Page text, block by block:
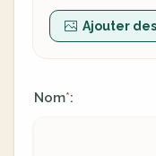
Ajouter
Nom*: